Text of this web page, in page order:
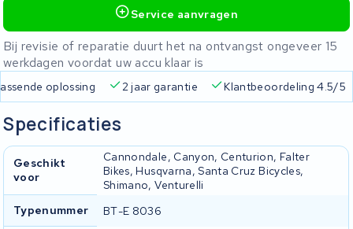
Service aanvragen
Bij revisie of reparatie duurt het na ontvangst ongeveer 15
werkdagen voordat uw accu klaar is
Altijd een passende oplossing 2 jaar garantie
Specificaties
Geschikt
voor
Cannondale, Canyon, Centurion, Falter
Bikes, Husqvarna, Santa Cruz Bicycles,
Shimano, Venturelli
Typenummer
BT-E 8036